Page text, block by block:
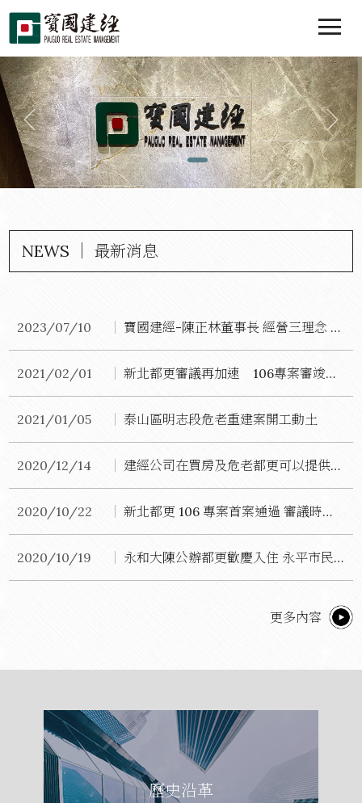
NEWS ｜ 最新消息
2023/07/10 寶國建經-陳正林董事長 經營三理念 闖出一片天
2021/02/01 新北都更審議再加速 106專案審竣又一件
2021/01/05 泰山區明志段危老重建案開工動土
2020/12/14 建經公司在買房及危老都更可以提供什麼幫助？(今週刊專訪)
2020/10/22 新北都更 106 專案首案通過 審議時間僅 20 天
2020/10/19 永和大陳公辦都更歡慶入住 永平市民活動中心同步啟用
更多內容
歷史沿革